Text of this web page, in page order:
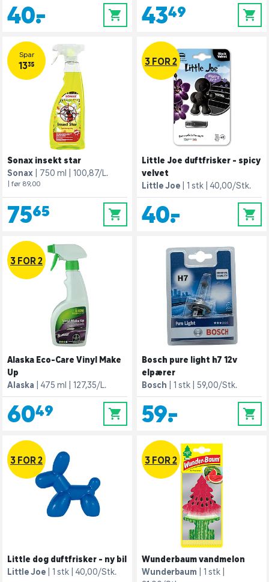
40,- 0 43,49 0
Spar
13,35
Sonax insekt star
Sonax
750 ml 100,87/L.
| før 89,00
75,65 0
3 FOR 2
Little Joe duftfrisker - spicy
velvet
Little Joe
1 stk 40,00/Stk.
40,- 0
3 FOR 2
Alaska Eco-Care Vinyl Make
Up
Alaska
475 ml 127,35/L.
60,49 0
Bosch pure light h7 12v
elpærer
Bosch
1 stk 59,00/Stk.
59,- 0
3 FOR 2
Little dog duftfrisker - ny bil
Little Joe
1 stk 40,00/Stk.
3 FOR 2
Wunderbaum vandmelon
Wunderbaum
1 stk